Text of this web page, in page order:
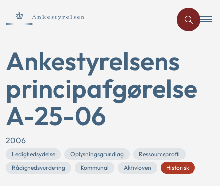
Ankestyrelsens
principafgørelse
A-25-06
2006
Ledighedsydelse Oplysningsgrundlag
Ressourceprofil
Rådighedsvurdering
Kommunal Aktivloven Historisk